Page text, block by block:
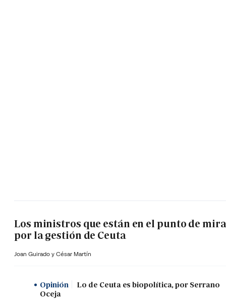
Los ministros que están en el punto de mira
por la gestión de Ceuta
Joan Guirado y César Martín
Opinión
Lo de Ceuta es biopolítica, por Serrano
Oceja